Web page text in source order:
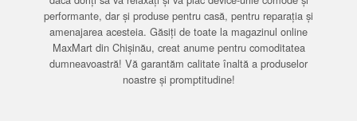
performante, dar și produse pentru casă, pentru reparația și
amenajarea acesteia. Găsiți de toate la magazinul online
MaxMart din Chișinău, creat anume pentru comoditatea
dumneavoastră! Vă garantăm calitate înaltă a produselor
noastre și promptitudine!